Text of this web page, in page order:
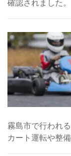
確認されました。
霧島市で行われ
カート運転や整